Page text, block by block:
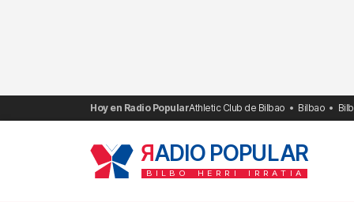
Hoy en Radio PopularAthletic Club de Bilbao Bilbao
RADIO POPULAR
BILBO HERRI IRRATIA